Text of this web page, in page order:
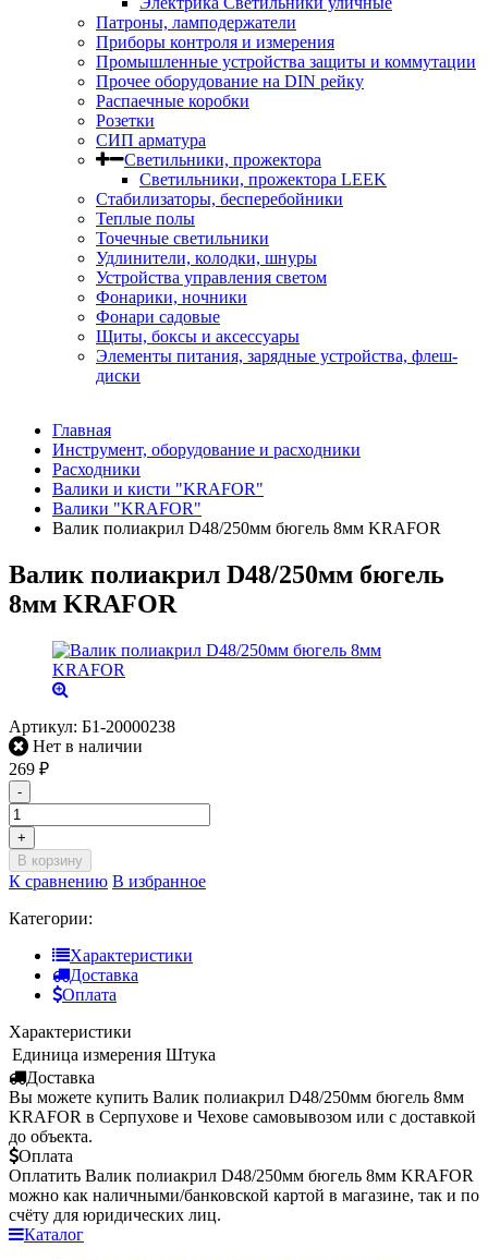
Патроны, ламподержатели
Приборы контроля и измерения
Промышленные устройства защиты и коммутации
Прочее оборудование на DIN рейку
Распаечные коробки
Розетки
СИП арматура
Светильники, прожектора
Светильники, прожектора LEEK
Стабилизаторы, бесперебойники
Теплые полы
Точечные светильники
Удлинители, колодки, шнуры
Устройства управления светом
Фонарики, ночники
Фонари садовые
Щиты, боксы и аксессуары
Элементы питания, зарядные устройства, флеш-
диски
Главная
Инструмент, оборудование и расходники
Расходники
Валики и кисти "KRAFOR"
Валики "KRAFOR"
Валик полиакрил D48/250мм бюгель 8мм KRAFOR
Валик полиакрил D48/250мм бюгель
8мм KRAFOR
Артикул: Б1-20000238
Нет в наличии
269 ₽
-
+
В корзину
К сравнению В избранное
Категории:
Характеристики
Доставка
Оплата
Характеристики
Единица измерения Штука
Доставка
Вы можете купить Валик полиакрил D48/250мм бюгель 8мм
KRAFOR в Серпухове и Чехове самовывозом или с доставкой
до объекта.
Оплата
Оплатить Валик полиакрил D48/250мм бюгель 8мм KRAFOR
можно как наличными/банковской картой в магазине, так и по
счёту для юридических лиц.
Каталог